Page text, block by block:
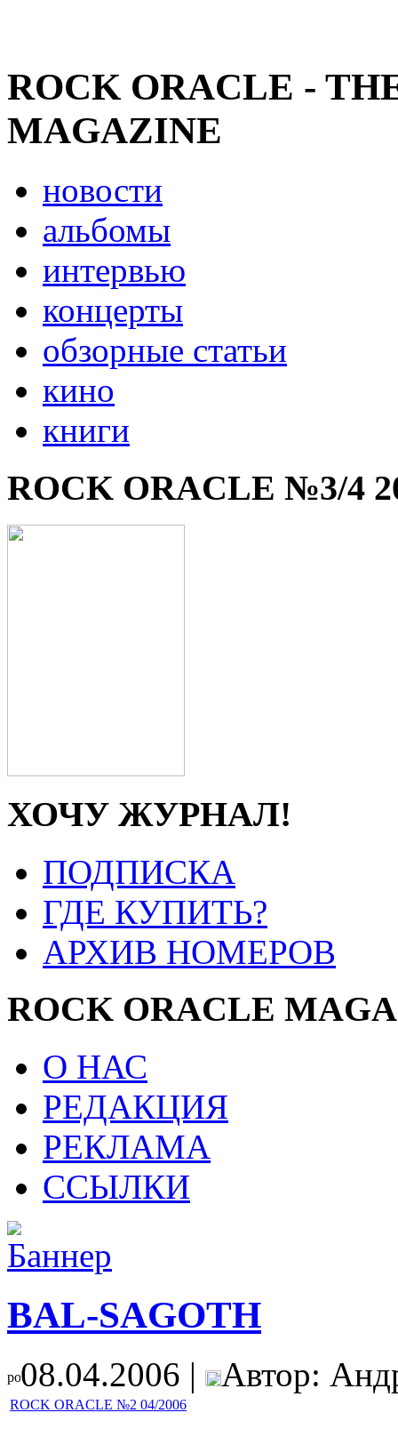
ROCK ORACLE -
MAGAZINE
новости
альбомы
интервью
концерты
обзорные статьи
кино
книги
ROCK ORACLE №3/4
ХОЧУ ЖУРНАЛ!
ПОДПИСКА
ГДЕ КУПИТЬ?
АРХИВ НОМЕРОВ
ROCK ORACLE
О НАС
РЕДАКЦИЯ
РЕКЛАМА
ССЫЛКИ
BAL-SAGOTH
08.04.2006 | Автор:
ROCK ORACLE №2 04/2006